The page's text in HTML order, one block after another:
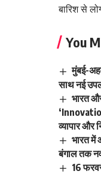
बारिश से
You
मुंबई-
साथ नई
भारत
व्यापार और
भारत
बंगाल तक
16